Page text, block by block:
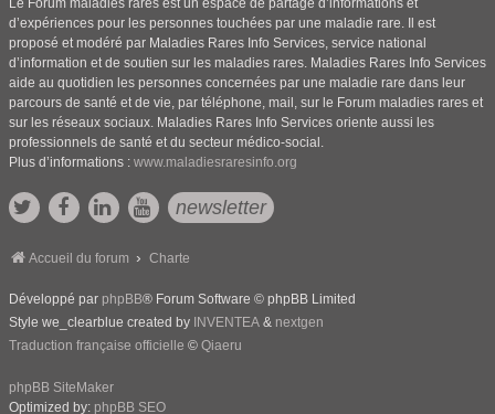
Le Forum maladies rares est un espace de partage d’informations et
d’expériences pour les personnes touchées par une maladie rare. Il est
proposé et modéré par Maladies Rares Info Services, service national
d’information et de soutien sur les maladies rares. Maladies Rares Info Services
aide au quotidien les personnes concernées par une maladie rare dans leur
parcours de santé et de vie, par téléphone, mail, sur le Forum maladies rares et
sur les réseaux sociaux. Maladies Rares Info Services oriente aussi les
professionnels de santé et du secteur médico-social.
Plus d’informations : www.maladiesraresinfo.org
newsletter
Accueil du forum Charte
Développé par phpBB® Forum Software © phpBB Limited
Style we_clearblue created by INVENTEA & nextgen
Traduction française officielle © Qiaeru
phpBB SiteMaker
Optimized by: phpBB SEO